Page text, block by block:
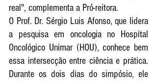
real", complementa a Pró-reitora.
O Prof. Dr. Sérgio Luis Afonso, que lidera
a pesquisa em oncologia no Hospital
Oncológico Unimar (HOU), conhece bem
essa intersecção entre ciência e prática.
Durante os dois dias do simpósio, ele